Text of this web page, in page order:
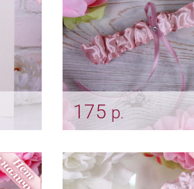
175 р.
пепельная роза
Арт: podv_0001